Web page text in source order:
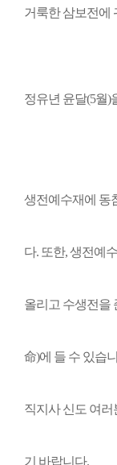
거룩한 삼보전에
정유년 윤달(5월)
생전예수재에 동
다. 또한, 생전예
올리고 수생전을
命)에 들 수 있습
직지사 신도 여
기 바랍니다.